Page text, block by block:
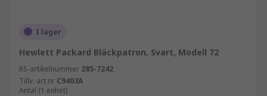
I lager
Hewlett Packard Bläckpatron, Svart, Modell 72
RS-artikelnummer 285-7242
Tillv. art.nr C9403A
Antal (1 enhet)